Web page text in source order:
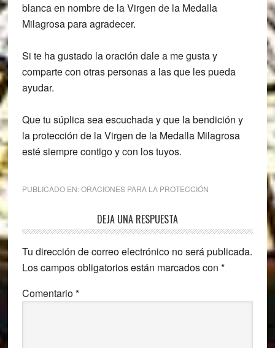
blanca en nombre de la Virgen de la Medalla
Milagrosa para agradecer.
Si te ha gustado la oración dale a me gusta y
comparte con otras personas a las que les pueda
ayudar.
Que tu súplica sea escuchada y que la bendición y
la protección de la Virgen de la Medalla Milagrosa
esté siempre contigo y con los tuyos.
PUBLICADO EN:ORACIONES PARA LA PROTECCIÓN
Interacciones
con
los
lectores
DEJA UNA RESPUESTA
Tu dirección de correo electrónico no será publicada.
Los campos obligatorios están marcados con *
Comentario*